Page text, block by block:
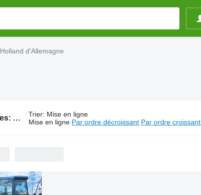
d'Allemagne
387 annonces:
Tracteurs New Holland d'Allemagne
Trier: Mise en ligne
Mise en ligne Par ordre décroissant Par ordre croissant